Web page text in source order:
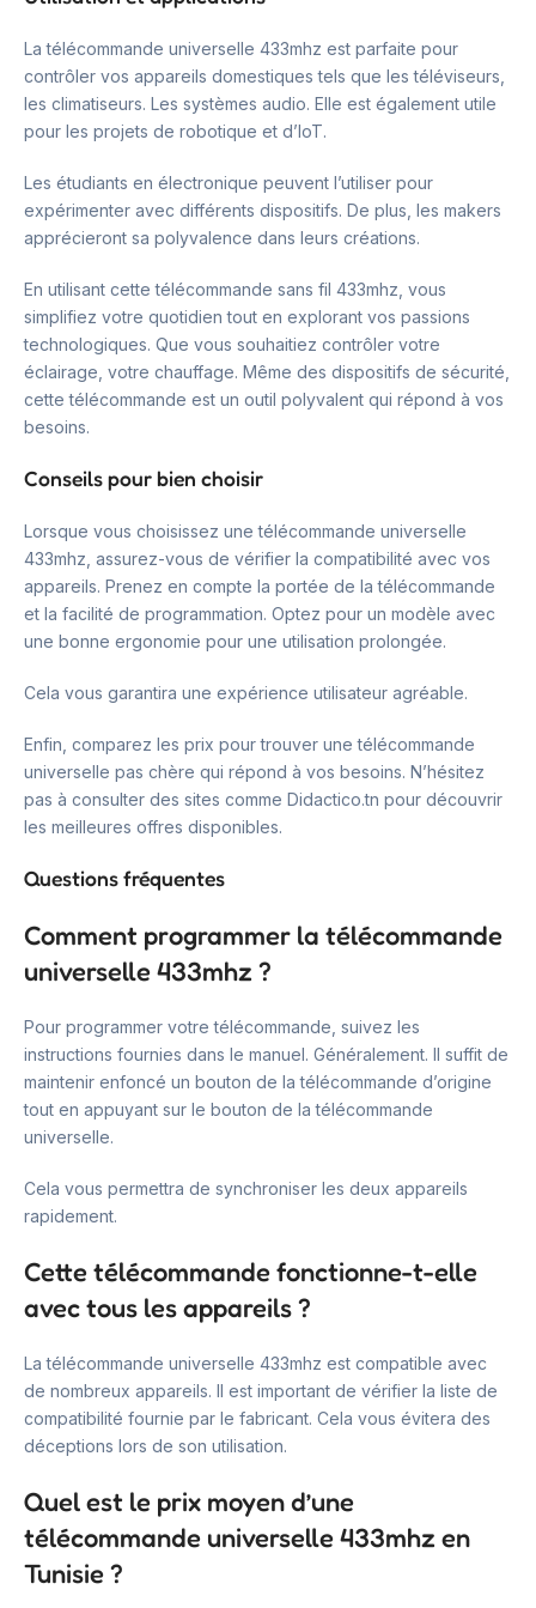
La télécommande universelle 433mhz est parfaite pour
contrôler vos appareils domestiques tels que les téléviseurs,
les climatiseurs. Les systèmes audio. Elle est également utile
pour les projets de robotique et d’IoT.
Les étudiants en électronique peuvent l’utiliser pour
expérimenter avec différents dispositifs. De plus, les makers
apprécieront sa polyvalence dans leurs créations.
En utilisant cette télécommande sans fil 433mhz, vous
simplifiez votre quotidien tout en explorant vos passions
technologiques. Que vous souhaitiez contrôler votre
éclairage, votre chauffage. Même des dispositifs de sécurité,
cette télécommande est un outil polyvalent qui répond à vos
besoins.
Conseils pour bien choisir
Lorsque vous choisissez une télécommande universelle
433mhz, assurez-vous de vérifier la compatibilité avec vos
appareils. Prenez en compte la portée de la télécommande
et la facilité de programmation. Optez pour un modèle avec
une bonne ergonomie pour une utilisation prolongée.
Cela vous garantira une expérience utilisateur agréable.
Enfin, comparez les prix pour trouver une télécommande
universelle pas chère qui répond à vos besoins. N’hésitez
pas à consulter des sites comme Didactico.tn pour découvrir
les meilleures offres disponibles.
Questions fréquentes
Comment programmer la télécommande
universelle 433mhz ?
Pour programmer votre télécommande, suivez les
instructions fournies dans le manuel. Généralement. Il suffit de
maintenir enfoncé un bouton de la télécommande d’origine
tout en appuyant sur le bouton de la télécommande
universelle.
Cela vous permettra de synchroniser les deux appareils
rapidement.
Cette télécommande fonctionne-t-elle
avec tous les appareils ?
La télécommande universelle 433mhz est compatible avec
de nombreux appareils. Il est important de vérifier la liste de
compatibilité fournie par le fabricant. Cela vous évitera des
déceptions lors de son utilisation.
Quel est le prix moyen d’une
télécommande universelle 433mhz en
Tunisie ?